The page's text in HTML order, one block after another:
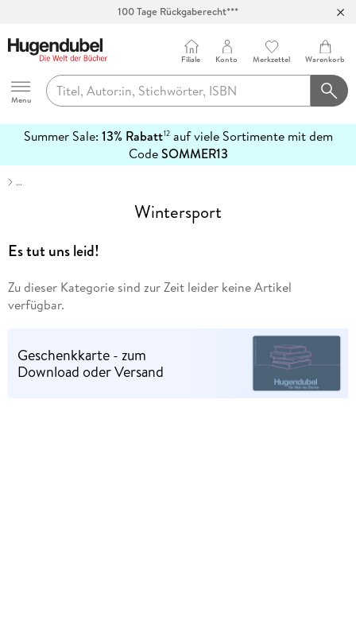
100 Tage Rückgaberecht***
Hugendubel
Menu
Filiale Konto Merkzettel Warenkorb
Summer Sale: 13% Rabatt12auf viele Sortimente mit dem
CodeSOMMER13
erfahren
…
Wintersport
Es tut uns leid!
Zu dieser Kategorie sind zur Zeit leider keine Artikel
verfügbar.
Geschenkkarte - zum
Download oder Versand